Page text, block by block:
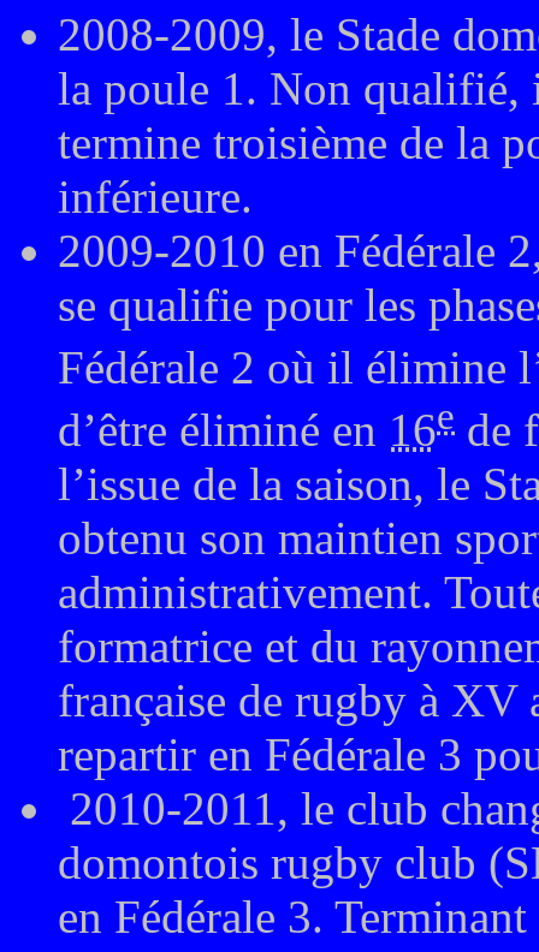
2008-2009, le Stade
la poule 1. Non
termine troisième de la
inférieure.
2009-2010 en Fédérale
se qualifie pour les
Fédérale 2 où il élimine
d’être éliminé en 16e de
l’issue de la saison, le
obtenu son maintien
administrativement.
formatrice et du
française de rugby à XV
repartir en Fédérale 3
2010-2011, le club
domontois rugby club
en Fédérale 3.